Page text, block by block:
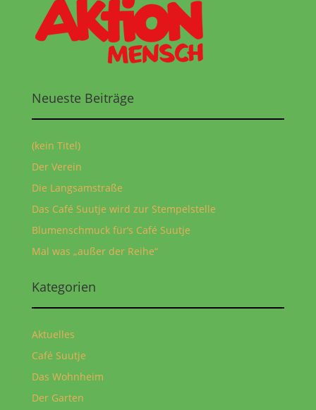
Neueste Beiträge
(kein Titel)
Der Verein
Die Langsamstraße
Das Café Suutje wird zur Stempelstelle
Blumenschmuck für‘s Café Suutje
Mal was „außer der Reihe“
Kategorien
Aktuelles
Café Suutje
Das Wohnheim
Der Garten